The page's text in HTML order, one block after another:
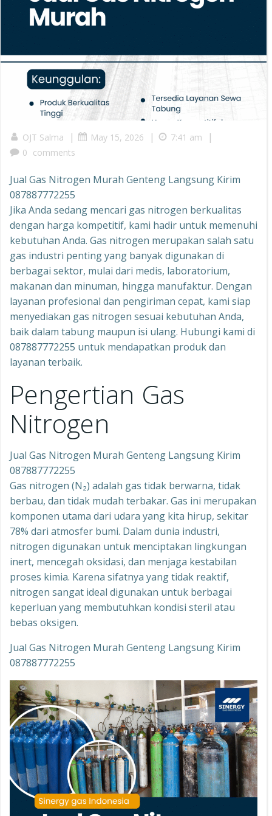
OJT Salma | May 15, 2026 | 7:41 am |
0 comments
Jual Gas Nitrogen Murah Genteng Langsung Kirim
087887772255
Jika Anda sedang mencari gas nitrogen berkualitas
dengan harga kompetitif, kami hadir untuk memenuhi
kebutuhan Anda. Gas nitrogen merupakan salah satu
gas industri penting yang banyak digunakan di
berbagai sektor, mulai dari medis, laboratorium,
makanan dan minuman, hingga manufaktur. Dengan
layanan profesional dan pengiriman cepat, kami siap
menyediakan gas nitrogen sesuai kebutuhan Anda,
baik dalam tabung maupun isi ulang. Hubungi kami di
087887772255 untuk mendapatkan produk dan
layanan terbaik.
Pengertian Gas
Nitrogen
Jual Gas Nitrogen Murah Genteng Langsung Kirim
087887772255
Gas nitrogen (N₂) adalah gas tidak berwarna, tidak
berbau, dan tidak mudah terbakar. Gas ini merupakan
komponen utama dari udara yang kita hirup, sekitar
78% dari atmosfer bumi. Dalam dunia industri,
nitrogen digunakan untuk menciptakan lingkungan
inert, mencegah oksidasi, dan menjaga kestabilan
proses kimia. Karena sifatnya yang tidak reaktif,
nitrogen sangat ideal digunakan untuk berbagai
keperluan yang membutuhkan kondisi steril atau
bebas oksigen.
Jual Gas Nitrogen Murah Genteng Langsung Kirim
087887772255